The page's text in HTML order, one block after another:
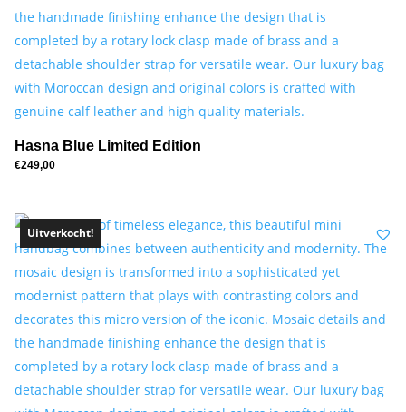
Hasna Blue Limited Edition
€249,00
Uitverkocht!